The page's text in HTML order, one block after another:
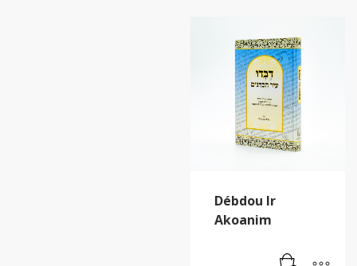
Débdou Ir
Akoanim